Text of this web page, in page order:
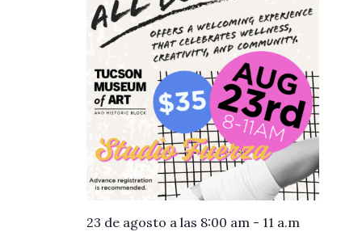
23 de agosto a las 8:00 am - 11 a.m